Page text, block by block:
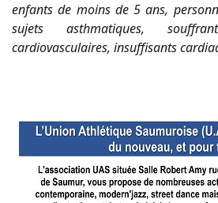
enfants de moins de 5 ans,
sujets asthmatiques, souff
cardiovasculaires, insuffisants